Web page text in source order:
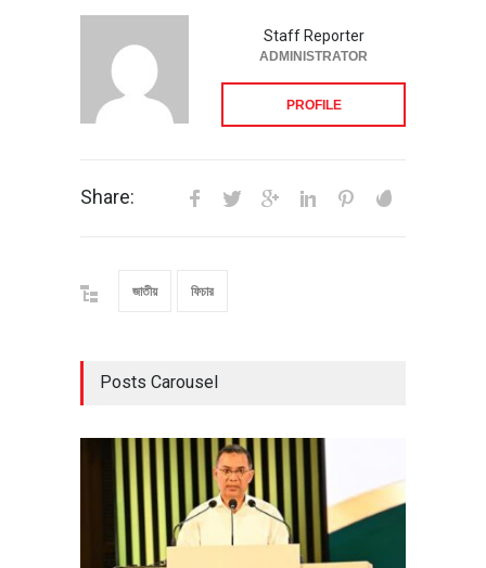
Staff Reporter
ADMINISTRATOR
PROFILE
Share:
জাতীয় ফিচার
Posts Carousel